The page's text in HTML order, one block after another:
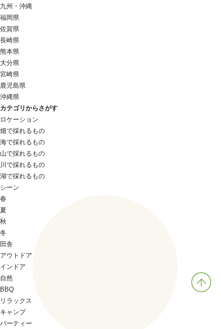
九州・沖縄
福岡県
佐賀県
長崎県
熊本県
大分県
宮崎県
鹿児島県
沖縄県
カテゴリからさがす
ロケーション
畑で採れるもの
海で採れるもの
山で採れるもの
川で採れるもの
湖で採れるもの
シーン
春
夏
秋
冬
田舎
アウトドア
インドア
自然
BBQ
リラックス
キャンプ
パーティー